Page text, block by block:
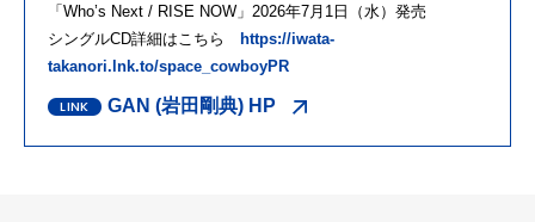
「Who’s Next / RISE NOW」2026年7月1日（水）発売
シングルCD詳細はこちら
https://iwata-
takanori.lnk.to/space_cowboyPR
GAN (岩田剛典) HP